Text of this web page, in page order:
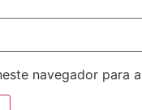
navegador para